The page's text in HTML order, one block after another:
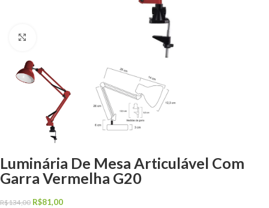
Luminária De Mesa Articulável Com
Garra Vermelha G20
R$134,00 R$81,00